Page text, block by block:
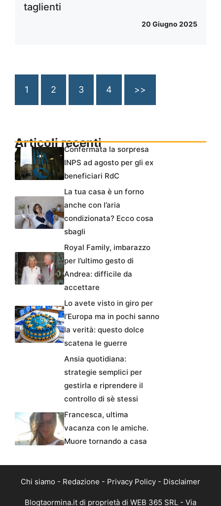
taglienti
20 Giugno 2025
1 2 3 4 >>
Articoli recentiConfermata la sorpresa
INPS ad agosto per gli ex
beneficiari RdC
La tua casa è un forno
anche con l’aria
condizionata? Ecco cosa
sbagli
Royal Family, imbarazzo
per l’ultimo gesto di
Andrea: difficile da
accettare
Lo avete visto in giro per
l’Europa ma in pochi sanno
la verità: questo dolce
scatena le guerre
Ansia quotidiana:
strategie semplici per
gestirla e riprendere il
controllo di sè stessi
Francesca, ultima
vacanza con le amiche.
Muore tornando a casa
Chi siamo - Redazione - Privacy Policy - Disclaimer
Blogtaormina.it di proprietà di WEB 365 SRL - Via